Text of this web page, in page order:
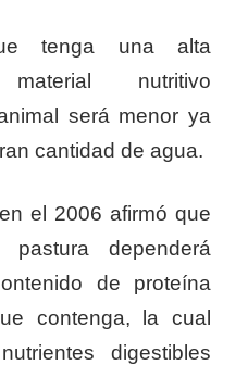
tenga una alta
nutritivo
será menor ya
cantidad de agua.
el 2006 afirmó que
dependerá
de proteína
contenga, la cual
digestibles